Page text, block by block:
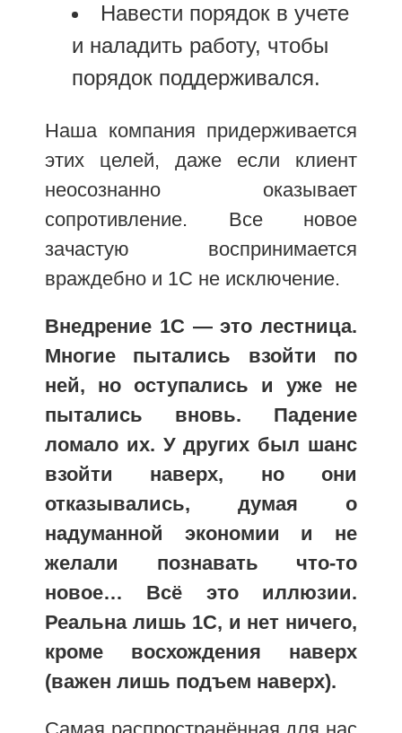
Навести порядок в учете
и наладить работу, чтобы
порядок поддерживался.
Наша компания придерживается
этих целей, даже если клиент
неосознанно оказывает
сопротивление. Все новое
зачастую воспринимается
враждебно и 1С не исключение.
Внедрение 1С — это лестница.
Многие пытались взойти по
ней, но оступались и уже не
пытались вновь. Падение
ломало их. У других был шанс
взойти наверх, но они
отказывались, думая о
надуманной экономии и не
желали познавать что-то
новое… Всё это иллюзии.
Реальна лишь 1С, и нет ничего,
кроме восхождения наверх
(важен лишь подъем наверх).